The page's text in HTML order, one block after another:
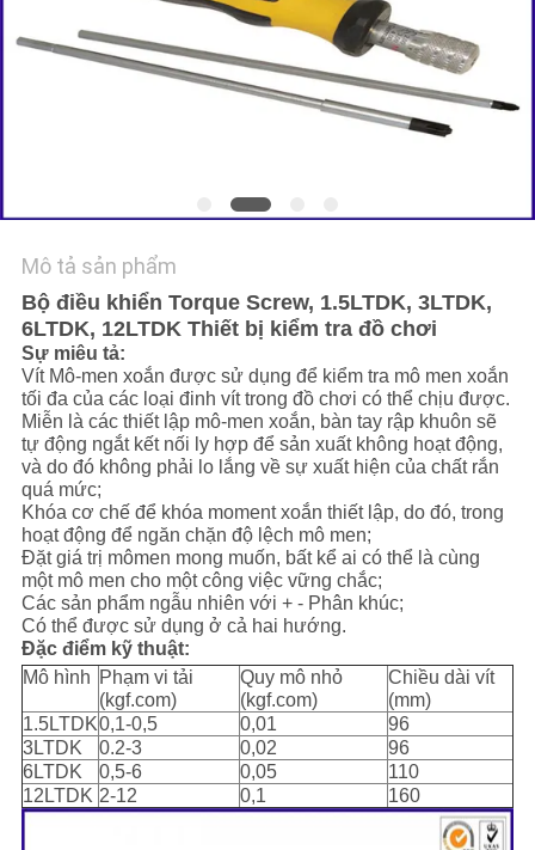
CẦU
TRANG
WEB
CHÍNH
SÁCH
BẢO
MẬT
Mô tả sản phẩm
Bộ điều khiển Torque Screw, 1.5LTDK, 3LTDK,
6LTDK, 12LTDK Thiết bị kiểm tra đồ chơi
Sự miêu tả:
Vít Mô-men xoắn được sử dụng để kiểm tra mô men xoắn
tối đa của các loại đinh vít trong đồ chơi có thể chịu được.
Miễn là các thiết lập mô-men xoắn, bàn tay rập khuôn sẽ
tự động ngắt kết nối ly hợp để sản xuất không hoạt động,
và do đó không phải lo lắng về sự xuất hiện của chất rắn
quá mức;
Khóa cơ chế để khóa moment xoắn thiết lập, do đó, trong
hoạt động để ngăn chặn độ lệch mô men;
Đặt giá trị mômen mong muốn, bất kể ai có thể là cùng
một mô men cho một công việc vững chắc;
Các sản phẩm ngẫu nhiên với + - Phân khúc;
Có thể được sử dụng ở cả hai hướng.
Đặc điểm kỹ thuật:
Mô hình Phạm vi tải
(kgf.com)
Quy mô nhỏ
(kgf.com)
Chiều dài vít
(mm)
1.5LTDK0,1-0,5 0,01
96
3LTDK
0.2-3 0,02
96
6LTDK
0,5-6 0,05
110
12LTDK 2-12 0,1 160